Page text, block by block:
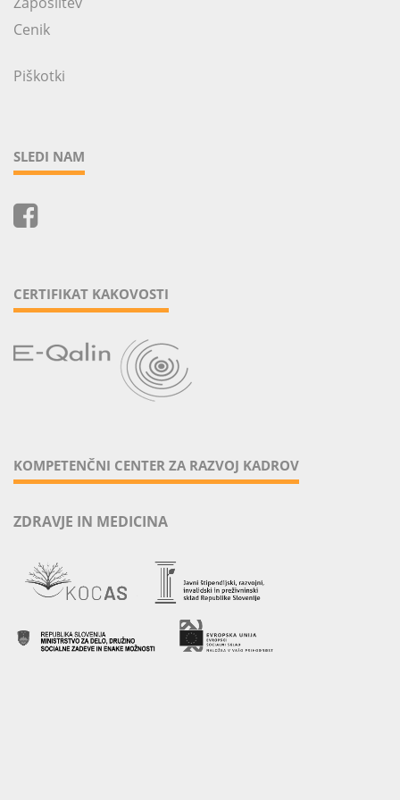
Cenik
Piškotki
SLEDI NAM
CERTIFIKAT KAKOVOSTI
KOMPETENČNI CENTER ZA RAZVOJ KADROV
ZDRAVJE IN MEDICINA